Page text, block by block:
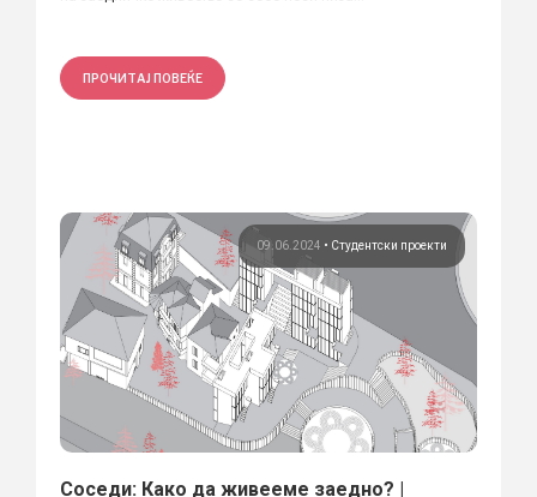
ПРОЧИТАЈ ПОВЕЌЕ
09.06.2024 • Студентски проекти
Соседи: Како да живееме заедно? |